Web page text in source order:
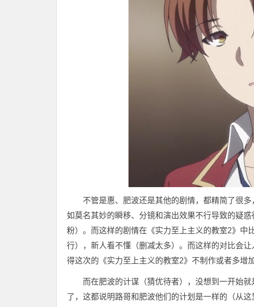
不管是惠、肥波还是其他的剧情，都精简了很
如莫名其妙的瞬移、分镜和演出效果不行导致的疑
粉）。而这样的剧情在《实力至上主义的教室2》中
行），新人看不懂（删减太多）。而这样的对比会
得这次的《实力至上主义的教室2》不制作或者多增
而在肥波的计谋（猜优待者），没想到一开始
了，这都说明路哥和肥波他们的计划是一样的（从